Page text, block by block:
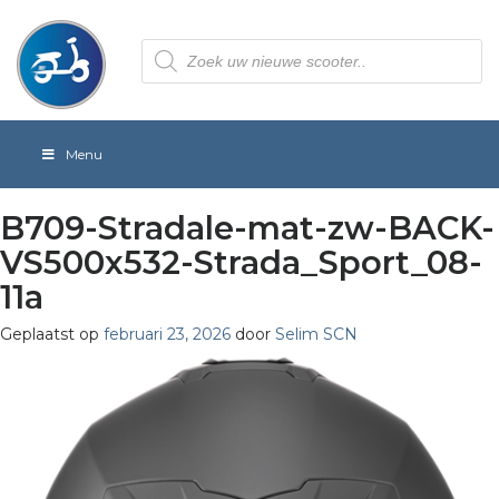
Producten
zoeken
Menu
B709-Stradale-mat-zw-BACK-
VS500x532-Strada_Sport_08-
11a
Geplaatst op februari 23, 2026 door Selim SCN